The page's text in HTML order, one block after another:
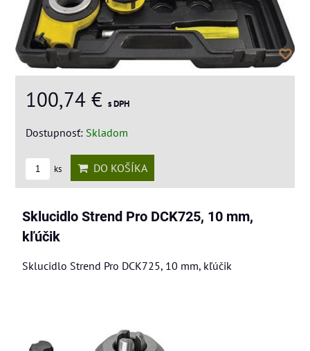
100,74 € s DPH
Dostupnosť: Skladom
ks DO KOŠÍKA
Sklucidlo Strend Pro DCK725, 10 mm,
kľúčik
Sklucidlo Strend Pro DCK725, 10 mm, kľúčik